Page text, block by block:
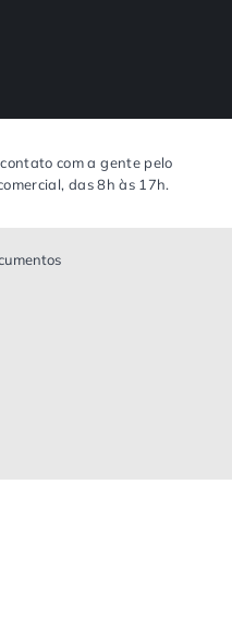
com a gente pelo
das 8h às 17h.